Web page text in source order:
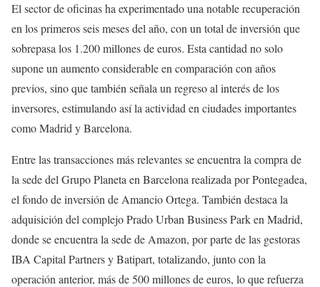
El sector de oficinas ha experimentado una notable recuperación
en los primeros seis meses del año, con un total de inversión que
sobrepasa los 1.200 millones de euros. Esta cantidad no solo
supone un aumento considerable en comparación con años
previos, sino que también señala un regreso al interés de los
inversores, estimulando así la actividad en ciudades importantes
como Madrid y Barcelona.
Entre las transacciones más relevantes se encuentra la compra de
la sede del Grupo Planeta en Barcelona realizada por Pontegadea,
el fondo de inversión de Amancio Ortega. También destaca la
adquisición del complejo Prado Urban Business Park en Madrid,
donde se encuentra la sede de Amazon, por parte de las gestoras
IBA Capital Partners y Batipart, totalizando, junto con la
operación anterior, más de 500 millones de euros, lo que refuerza